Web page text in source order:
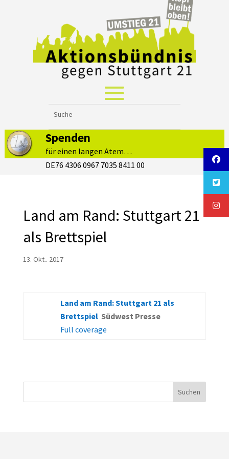
Spenden
für einen langen Atem…
DE76 4306 0967 7035 8411 00
Land am Rand: Stuttgart 21
als Brettspiel
13. Okt.. 2017
Land am Rand: Stuttgart 21 als
Brettspiel Südwest Presse
Full coverage
Suchen